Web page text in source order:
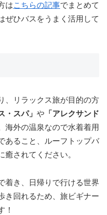
はこちらの記事でまとめて
ぜひバスをうまく活用して
、リラックス旅が目的の方
・スパ」 や 「アレクサンド
海外の温泉なので水着着用
あること、ルーフトップバ
癒されてください。
着き、日帰りで行ける世界
き回れるため、旅ビギナー
！